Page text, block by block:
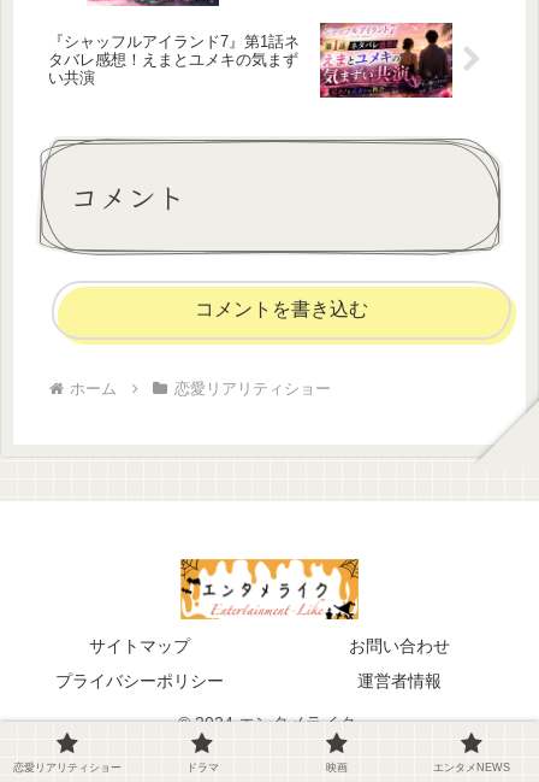
『シャッフルアイランド7』第1話ネ
タバレ感想！えまとユメキの気まず
い共演
コメント
コメントを書き込む
ホーム 恋愛リアリティショー
サイトマップ
お問い合わせ
プライバシーポリシー
運営者情報
© 2024 エンタメライク.
恋愛リアリティショー ドラマ 映画 エンタメNEWS